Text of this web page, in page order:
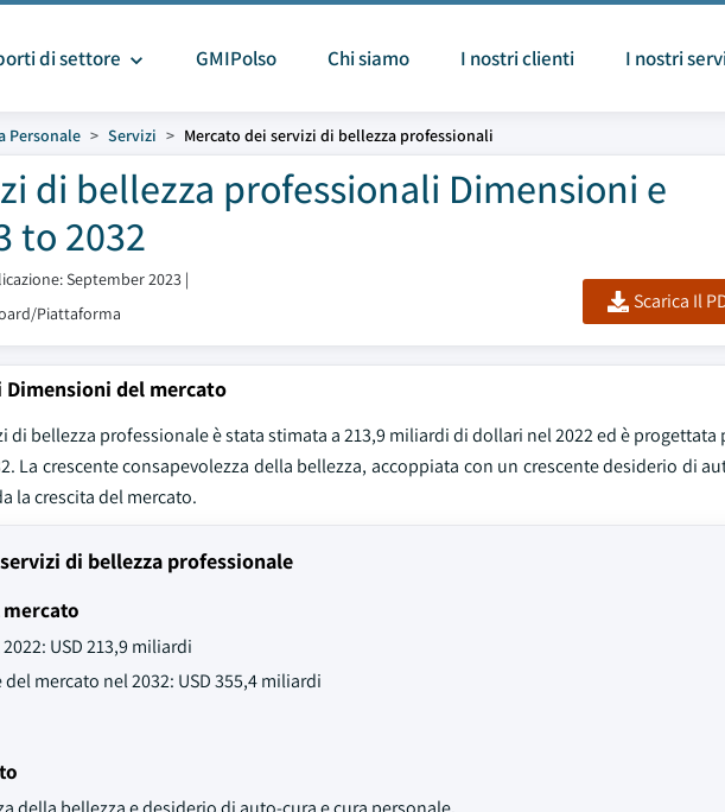
di settore GMIPolso Chi siamo I nostri clienti I nostri
Personale Servizi Mercato dei servizi di bellezza professionali
di bellezza professionali Dimensioni e
to 2032
September 2023 |
Piattaforma
Scarica Il
del mercato
di bellezza professionale è stata stimata a 213,9 miliardi di dollari nel 2022 ed è progettata
La crescente consapevolezza della bellezza, accoppiata con un crescente desiderio di
la crescita del mercato.
di bellezza professionale
USD 213,9 miliardi
mercato nel 2032: USD 355,4 miliardi